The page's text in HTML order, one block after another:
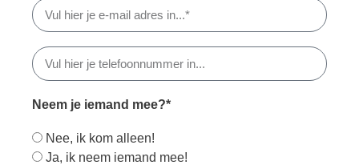
Neem je iemand mee?*
Nee, ik kom alleen!
Ja, ik neem iemand mee!